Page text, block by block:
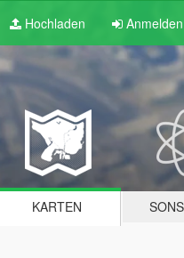
Hochladen Anmelden
KARTEN